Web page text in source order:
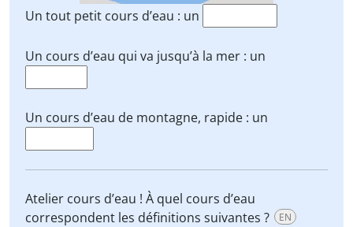
Un tout petit cours d’eau : un
Un cours d’eau qui va jusqu’à la mer : un
Un cours d’eau de montagne, rapide : un
Atelier cours d’eau ! À quel cours d’eau
correspondent les définitions suivantes ?
EN